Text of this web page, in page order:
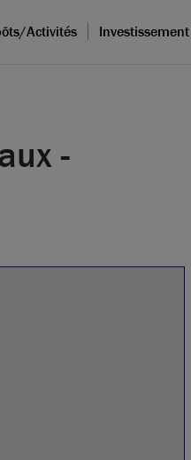
Activités Investissement
-